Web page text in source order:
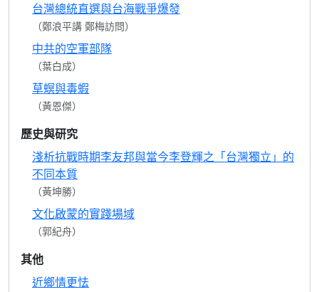
台灣總統直選與台海戰爭爆發
（鄭浪平講 鄭梅訪問）
中共的空軍部隊
（葉白成）
草螟與毒蝦
（黃恩傑）
歷史與研究
淺析抗戰時期李友邦與當今李登輝之「台灣獨立」的
不同本質
（黃坤勝）
文化啟蒙的實踐場域
（郭紀舟）
其他
近鄉情更怯